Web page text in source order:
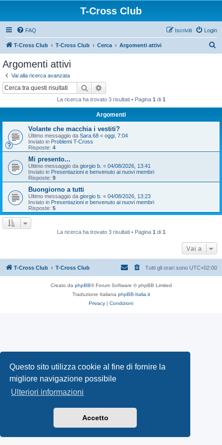
Questo sito utilizza cookie al fine di fornire la
migliore navigazione possibile
Ulteriori informazioni
Accetto
T-Cross Club
FAQ Login
Iscriviti
T-Cross Club T-Cross Club Cerca Argomenti attivi
Argomenti attivi
Vai alla ricerca avanzata
Cerca
La ricerca ha trovato 3 risultati • Pagina 1 di 1
Argomenti
Volante che macchia i vestiti?
Ultimo messaggio da Sara.68 « oggi, 7:04
Inviato in Problemi T-Cross
Risposte: 4
Mi presento...
Ultimo messaggio da giorgio b. « 04/08/2026, 13:41
Inviato in Presentazioni e benvenuto ai nuovi membri
Risposte: 9
Buongiorno a tutti
Ultimo messaggio da giorgio b. « 04/08/2026, 13:23
Inviato in Presentazioni e benvenuto ai nuovi membri
Risposte: 5
La ricerca ha trovato 3 risultati • Pagina 1 di 1
Vai a
T-Cross Club T-Cross Club Tutti gli orari sono UTC+02:00
Creato da phpBB® Forum Software © phpBB Limited
Traduzione Italiana phpBB-Italia.it
Privacy | Condizioni